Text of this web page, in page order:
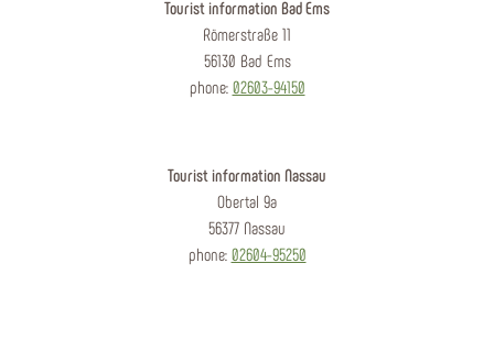
Tourist information Bad Ems
Römerstraße 11
56130 Bad Ems
phone: 02603-94150
Tourist information Nassau
Obertal 9a
56377 Nassau
phone: 02604-95250